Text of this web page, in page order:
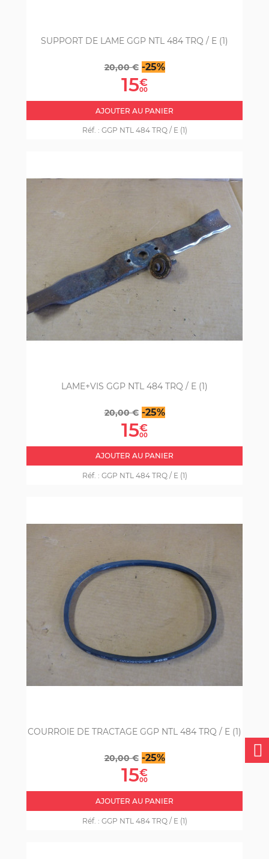
SUPPORT DE LAME GGP NTL 484 TRQ / E (1)
Prix
base
20,00 € -25%Prix
15€
00
AJOUTER AU PANIER
Réf. : GGP NTL 484 TRQ / E (1)
LAME+VIS GGP NTL 484 TRQ / E (1)
Prix
base
20,00 € -25%Prix
15€
00
AJOUTER AU PANIER
Réf. : GGP NTL 484 TRQ / E (1)
COURROIE DE TRACTAGE GGP NTL 484 TRQ / E (1)
Prix
base
20,00 € -25%Prix
15€
00
AJOUTER AU PANIER
Réf. : GGP NTL 484 TRQ / E (1)